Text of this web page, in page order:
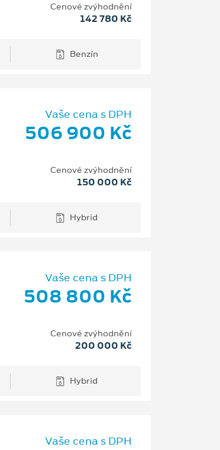
Cenové zvýhodnění
142 780 Kč
Benzín
Vaše cena s DPH
506 900 Kč
Cenové zvýhodnění
150 000 Kč
Hybrid
Vaše cena s DPH
508 800 Kč
Cenové zvýhodnění
200 000 Kč
Hybrid
Vaše cena s DPH